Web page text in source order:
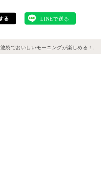
池袋でおいしいモーニングが楽しめる！